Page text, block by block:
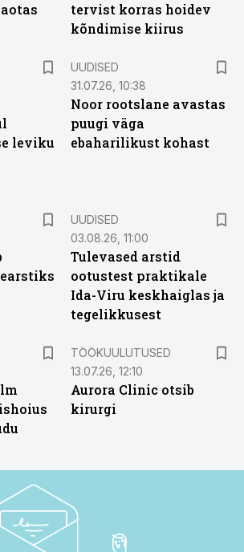
tervist korras hoidev
kõndimise kiirus
leviku
UUDISED
31.07.26, 10:38
Noor rootslane avastas
puugi väga
ebaharilikust kohast
UUDISED
03.08.26, 11:00
Tulevased arstid
ootustest praktikale
Ida-Viru keskhaiglas ja
tegelikkusest
TÖÖKUULUTUSED
13.07.26, 12:10
Aurora Clinic otsib
kirurgi